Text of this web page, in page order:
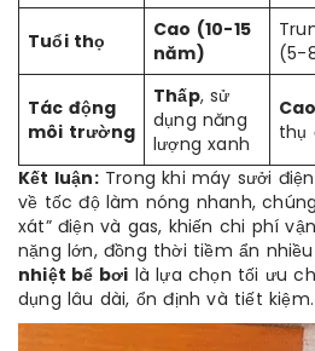
Tuổi thọ
Cao (10-15
năm)
(5-
Tác động
môi trường
Thấp, sử
dụng năng
lượng xanh
Cao
thụ
Kết luận:Trong khi máy sưởi
về tốc độ làm nóng nhanh,
xát” điện và gas, khiến chi phí
nặng lớn, đồng thời tiềm ẩn
nhiệt bể bơi là lựa chọn tối ưu
dụng lâu dài, ổn định và tiết kiệm.